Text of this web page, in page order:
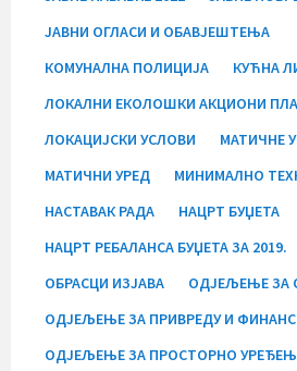
ЈАВНИ ОГЛАСИ И ОБАВЈЕШТЕЊА
КОМУНАЛНА ПОЛИЦИЈА
КУЋНА
ЛОКАЛНИ ЕКОЛОШКИ АКЦИОНИ
ЛОКАЦИЈСКИ УСЛОВИ
МАТИЧНЕ
МАТИЧНИ УРЕД
МИНИМАЛНО
НАСТАВАК РАДА
НАЦРТ БУЏЕТА
НАЦРТ РЕБАЛАНСА БУЏЕТА ЗА 2019.
ОБРАСЦИ ИЗЈАВА
ОДЈЕЉЕЊЕ ЗА
ОДЈЕЉЕЊЕ ЗА ПРИВРЕДУ И
ОДЈЕЉЕЊЕ ЗА ПРОСТОРНО